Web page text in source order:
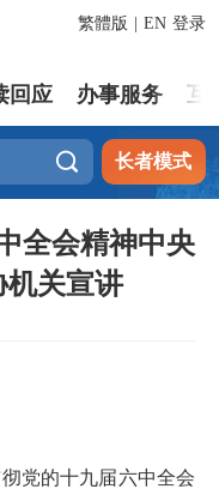
登录
繁體版 EN
回应 办事服务 互
 长者模式
全会精神中央
机关宣讲
党的十九届六中全会